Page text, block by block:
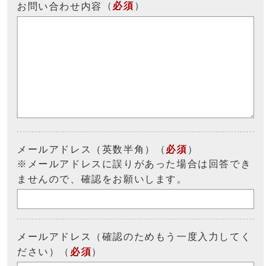
お問い合わせ内容 （ 必須 ）
メールアドレス（英数半角）（ 必須 ）
※メールアドレスに誤りがあった場合は回答でき
ませんので、確認をお願いします。
メールアドレス（確認のためもう一度入力してく
ださい）（ 必須）